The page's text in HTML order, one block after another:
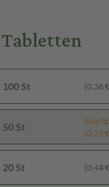
100 St (0,36
50 St
(0,35
20 St (0,44